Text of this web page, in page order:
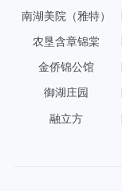
南湖美院（雅特）
农垦含章锦棠
金侨锦公馆
御湖庄园
融立方